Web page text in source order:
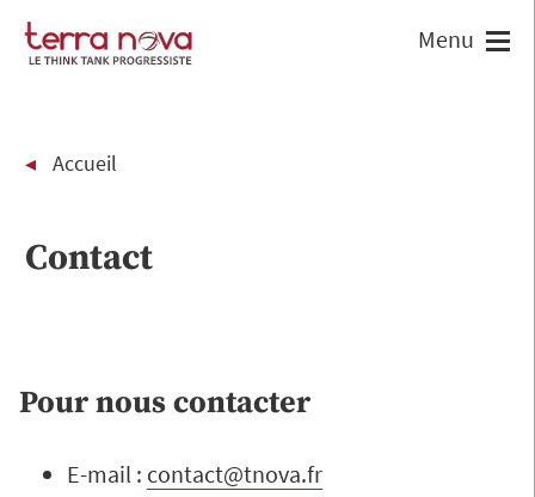
Accueil
Contact
Pour nous contacter
E-mail : contact@tnova.fr